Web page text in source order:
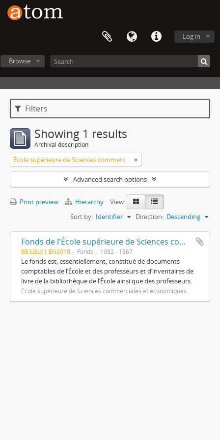
Log in
Browse
Filters
Showing 1 results
Archival description
École supérieure de Sciences commerciales et économiques
Advanced search options
Print preview Hierarchy
View:
Sort by: Identifier Direction: Descending
Fonds de l'École supérieure de Sciences commerciales et économiques
BE LGL01 ENS010 Fonds 1932 - 1967
Le fonds est, essentiellement, constitué de documents
comptables de l’École et des professeurs et d’inventaires de
livre de la bibliothèque de l’École ainsi que des professeurs.
École supérieure de Sciences commerciales et économiques